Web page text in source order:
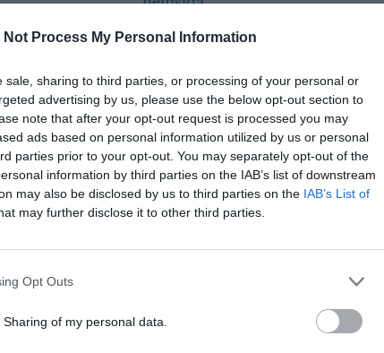
Not Process My Personal Information
sale, sharing to third parties, or processing of your personal or
advertising by us, please use the below opt-out section to
note that after your opt-out request is processed you may
ads based on personal information utilized by us or personal
parties prior to your opt-out. You may separately opt-out of the
information by third parties on the IAB’s list of downstream
may also be disclosed by us to third parties on the IAB’s List of
may further disclose it to other third parties.
Opt Outs
of my personal data.
Så många är
Norrtälje
Bino Drummond gör
comeback – tar plats
i styrelse
Säkerhetslösningar i
väljer inbrottslarm,
kameraövervakning och